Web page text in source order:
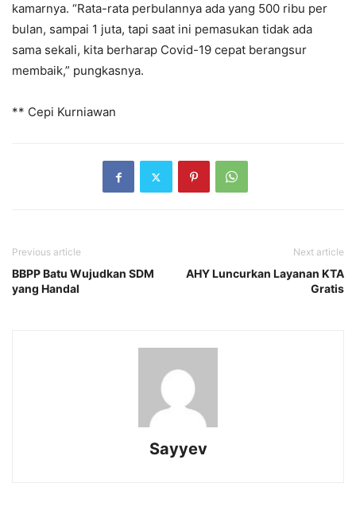
kamarnya. “Rata-rata perbulannya ada yang 500 ribu per
bulan, sampai 1 juta, tapi saat ini pemasukan tidak ada
sama sekali, kita berharap Covid-19 cepat berangsur
membaik,” pungkasnya.
** Cepi Kurniawan
Previous article
BBPP Batu Wujudkan SDM
yang Handal
Next article
AHY Luncurkan Layanan KTA
Gratis
Sayyev